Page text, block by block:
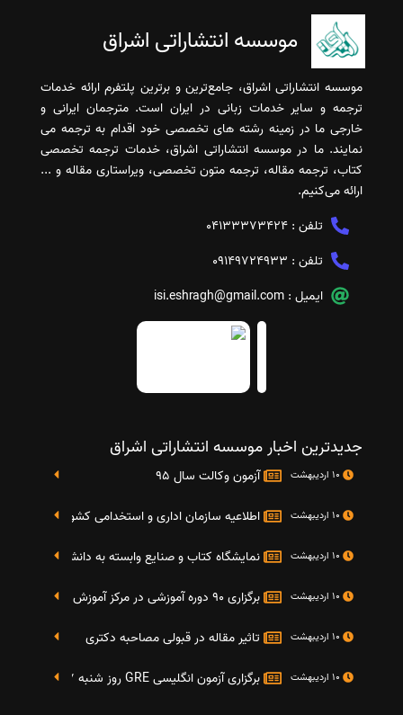
موسسه انتشاراتی اشراق
موسسه انتشاراتی اشراق، جامع‌ترین و برترین پلتفرم ارائه خدمات
ترجمه و سایر خدمات زبانی در ایران است. مترجمان ایرانی و
خارجی ما در زمینه رشته های تخصصی خود اقدام به ترجمه می
نمایند. ما در موسسه انتشاراتی اشراق، خدمات ترجمه تخصصی
کتاب، ترجمه مقاله، ترجمه متون تخصصی، ویراستاری مقاله و ...
ارائه می‌کنیم.
تلفن : 04133373424
تلفن : 09149724933
ایمیل : isi.eshragh@gmail.com
جدیدترین اخبار موسسه انتشاراتی اشراق
آزمون وکالت سال 95
اطلاعیه سازمان اداری و استخدامی کشور در خصوص
نمایشگاه کتاب و صنایع وابسته به دانشگاه صنعتی شریف 4 الی 8 مهر
برگزاری 90 دوره آموزشی در مرکز آموزش فرهنگی دانشگاه علامه
تاثیر مقاله در قبولی مصاحبه دکتری
برگزاری آزمون انگلیسی GRE روز شنبه 27 شهریور(مقارن با 17 سپتامبر 2016)